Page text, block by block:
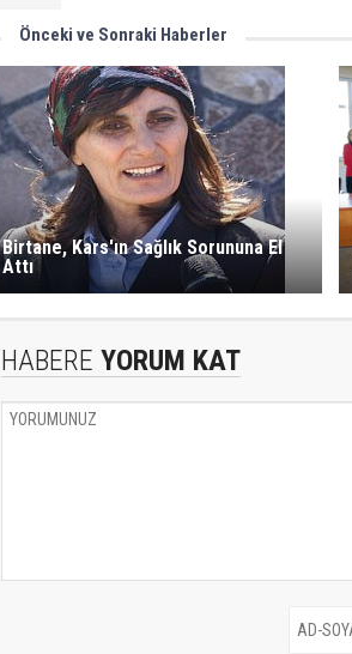
Önceki ve Sonraki Haberler
Birtane, Kars'ın Sağlık Sorununa El
Attı
HABERE YORUM KAT